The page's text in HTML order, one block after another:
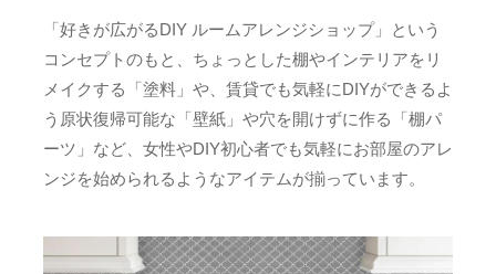
「好きが広がるDIY ルームアレンジショップ」という
コンセプトのもと、ちょっとした棚やインテリアをリ
メイクする「塗料」や、賃貸でも気軽にDIYができるよ
う原状復帰可能な「壁紙」や穴を開けずに作る「棚パ
ーツ」など、女性やDIY初心者でも気軽にお部屋のアレ
ンジを始められるようなアイテムが揃っています。